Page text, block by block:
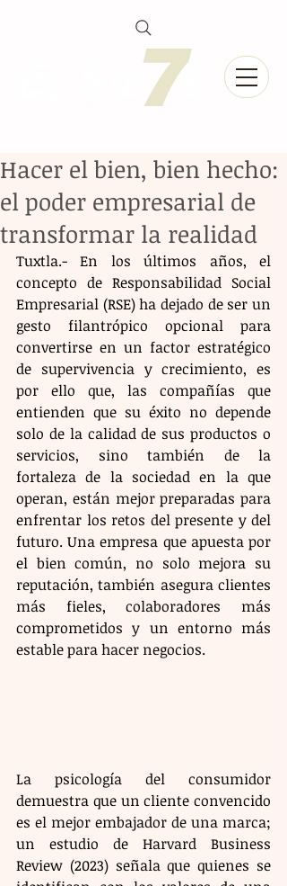
Hacer el bien, bien hecho:
el poder empresarial de
transformar la realidad
​Tuxtla.- En los últimos años, el
concepto de Responsabilidad Social
Empresarial (RSE) ha dejado de ser un
gesto filantrópico opcional para
convertirse en un factor estratégico
de supervivencia y crecimiento, es
por ello que, las compañías que
entienden que su éxito no depende
solo de la calidad de sus productos o
servicios, sino también de la
fortaleza de la sociedad en la que
operan, están mejor preparadas para
enfrentar los retos del presente y del
futuro. Una empresa que apuesta por
el bien común, no solo mejora su
reputación, también asegura clientes
más fieles, colaboradores más
comprometidos y un entorno más
estable para hacer negocios.
​La psicología del consumidor
demuestra que un cliente convencido
es el mejor embajador de una marca;
un estudio de Harvard Business
Review (2023) señala que quienes se